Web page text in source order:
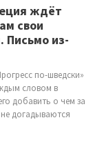
ждёт
свои
Письмо из-
по-шведски»
словом в
добавить о чем за
догадываются